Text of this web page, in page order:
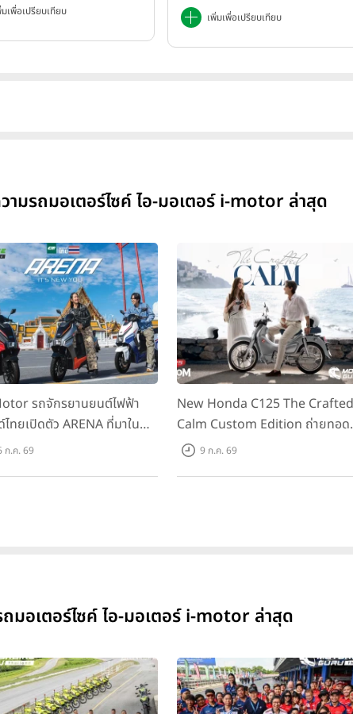
มเพื่อเปรียบเทียบ เพิ่มเพื่อเปรียบเทียบ
ามรถมอเตอร์ไซค์ ไอ-มอเตอร์ i-motor ล่าสุด
รถจักรยานยนต์ไฟฟ้า
ทยเปิดตัว ARENA ที่มาใน
เศษ 55,500 บาท สำหรับลูกค้า
ก.ค. 69
New Honda C125 The Crafted
Calm Custom Edition ถ่ายทอด
ความคลาสสิกด้วยคู่สีพิเศษ มากับ
9 ก.ค. 69
ถมอเตอร์ไซค์ ไอ-มอเตอร์ i-motor ล่าสุด